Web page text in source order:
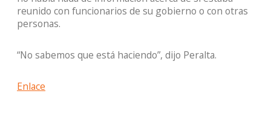
reunido con funcionarios de su gobierno o con otras
personas.
“No sabemos que está haciendo”, dijo Peralta.
Enlace